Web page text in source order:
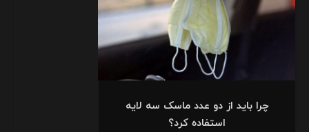
چرا باید از دو عدد ماسک سه لایه
استفاده کرد؟